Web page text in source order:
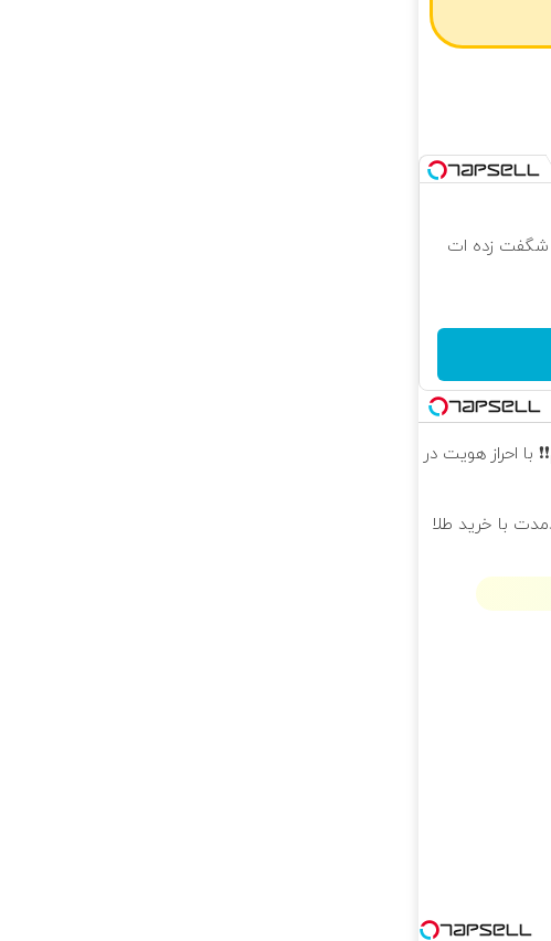
چراغ شارژی 2026 که شگفت زده ات
با احراز هویت در
با خرید طلا